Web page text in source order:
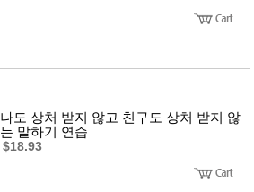
나도 상처 받지 않고 친구도 상처 받지 않
는 말하기 연습
$18.93